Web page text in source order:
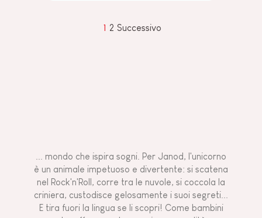
1 2 Successivo
... mondo che ispira sogni. Per Janod, l'unicorno
è un animale impetuoso e divertente: si scatena
nel Rock'n'Roll, corre tra le nuvole, si coccola la
criniera, custodisce gelosamente i suoi segreti...
E tira fuori la lingua se li scopri! Come bambini